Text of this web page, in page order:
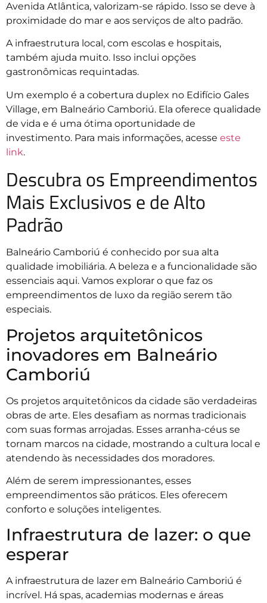
Avenida Atlântica, valorizam-se rápido. Isso se deve à
proximidade do mar e aos serviços de alto padrão.
A infraestrutura local, com escolas e hospitais,
também ajuda muito. Isso inclui opções
gastronômicas requintadas.
Um exemplo é a cobertura duplex no Edifício Gales
Village, em Balneário Camboriú. Ela oferece qualidade
de vida e é uma ótima oportunidade de
investimento. Para mais informações, acesse este
link.
Descubra os Empreendimentos
Mais Exclusivos e de Alto
Padrão
Balneário Camboriú é conhecido por sua alta
qualidade imobiliária. A beleza e a funcionalidade são
essenciais aqui. Vamos explorar o que faz os
empreendimentos de luxo da região serem tão
especiais.
Projetos arquitetônicos
inovadores em Balneário
Camboriú
Os projetos arquitetônicos da cidade são verdadeiras
obras de arte. Eles desafiam as normas tradicionais
com suas formas arrojadas. Esses arranha-céus se
tornam marcos na cidade, mostrando a cultura local e
atendendo às necessidades dos moradores.
Além de serem impressionantes, esses
empreendimentos são práticos. Eles oferecem
conforto e soluções inteligentes.
Infraestrutura de lazer: o que
esperar
A infraestrutura de lazer em Balneário Camboriú é
incrível. Há spas, academias modernas e áreas